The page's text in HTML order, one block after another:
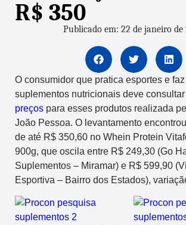
R$ 350
Publicado em: 22 de janeiro de
O consumidor que pratica esportes e
suplementos nutricionais deve consultar
preços para esses produtos realizada
João Pessoa. O levantamento
de até R$ 350,60 no Whein Protein
900g, que oscila entre R$ 249,30 (Go
Suplementos – Miramar) e R$ 599,90
Esportiva – Bairro dos Estados),